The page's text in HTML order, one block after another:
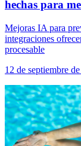
hechas para
Mejoras IA para
integraciones
procesable
12 de septiembre